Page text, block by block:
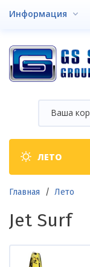
Информация
Ваша
Shop
categories
ЛЕТО
Строка
навигации
Главная Лето
Jet Surf